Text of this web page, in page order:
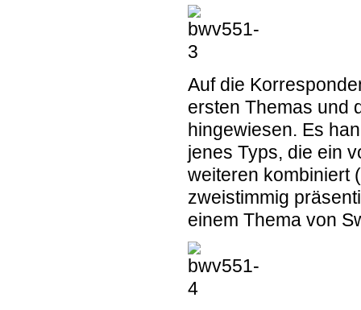
Auf die
ersten Themas und
hingewiesen. Es
jenes Typs, die ein
weiteren kombiniert
zweistimmig
einem Thema von